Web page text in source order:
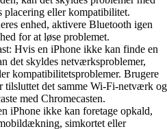
placering eller kompatibilitet.
enhed, aktivere Bluetooth igen
for at løse problemet.
Hvis en iPhone ikke kan finde en
det skyldes netværksproblemer,
kompatibilitetsproblemer. Brugere
tilsluttet det samme Wi-Fi-netværk og
med Chromecasten.
iPhone ikke kan foretage opkald,
simkortet eller